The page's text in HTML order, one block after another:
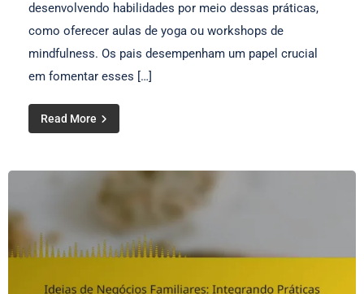
desenvolvendo habilidades por meio dessas práticas,
como oferecer aulas de yoga ou workshops de
mindfulness. Os pais desempenham um papel crucial
em fomentar esses […]
Read More